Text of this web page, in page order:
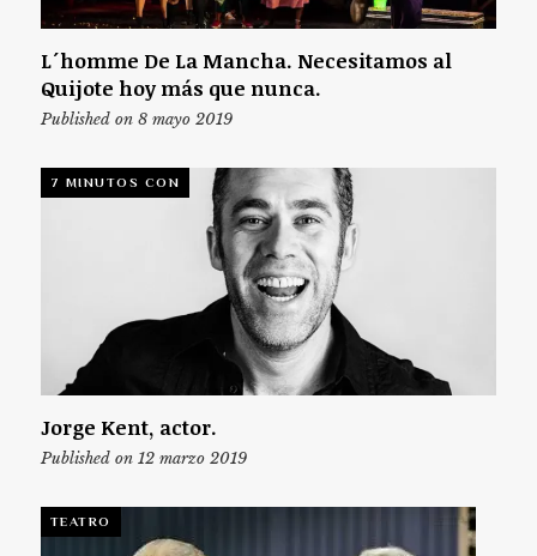
L´homme De La Mancha. Necesitamos al
Quijote hoy más que nunca.
Published on 8 mayo 2019
7 MINUTOS CON
Jorge Kent, actor.
Published on 12 marzo 2019
TEATRO